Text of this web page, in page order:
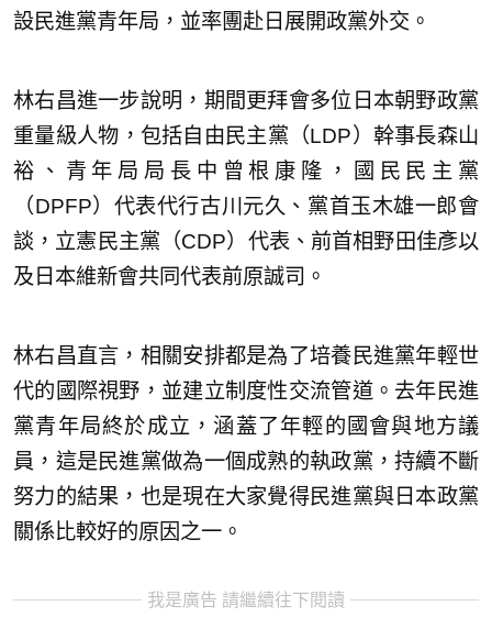
設民進黨青年局，並率團赴日展開政黨外交。
林右昌進一步說明，期間更拜會多位日本朝野政黨
重量級人物，包括自由民主黨（LDP）幹事長森山
裕、青年局局長中曾根康隆，國民民主黨
（DPFP）代表代行古川元久、黨首玉木雄一郎會
談，立憲民主黨（CDP）代表、前首相野田佳彥以
及日本維新會共同代表前原誠司。
林右昌直言，相關安排都是為了培養民進黨年輕世
代的國際視野，並建立制度性交流管道。去年民進
黨青年局終於成立，涵蓋了年輕的國會與地方議
員，這是民進黨做為一個成熟的執政黨，持續不斷
努力的結果，也是現在大家覺得民進黨與日本政黨
關係比較好的原因之一。
我是廣告 請繼續往下閱讀